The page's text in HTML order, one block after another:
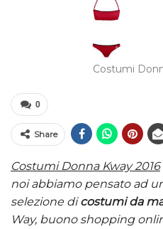
Costumi
0
Share
Costumi Donna Kway 2016
noi abbiamo pensato ad
selezione dicostumi da
Way, buono shopping